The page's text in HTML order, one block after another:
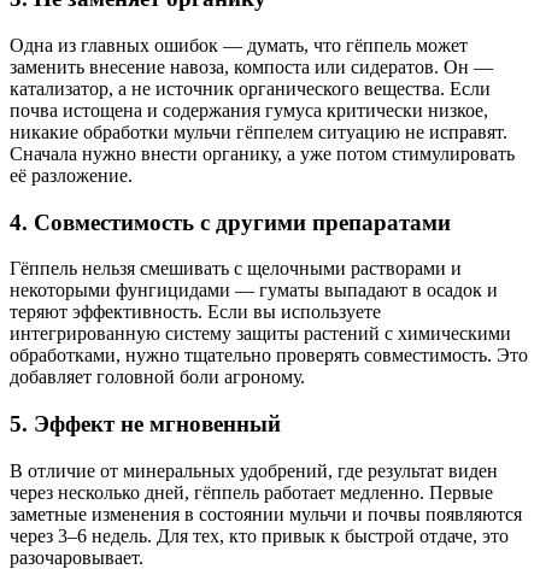
Одна из главных ошибок — думать, что гёппель может
заменить внесение навоза, компоста или сидератов. Он —
катализатор, а не источник органического вещества. Если
почва истощена и содержания гумуса критически низкое,
никакие обработки мульчи гёппелем ситуацию не исправят.
Сначала нужно внести органику, а уже потом стимулировать
её разложение.
4. Совместимость с другими препаратами
Гёппель нельзя смешивать с щелочными растворами и
некоторыми фунгицидами — гуматы выпадают в осадок и
теряют эффективность. Если вы используете
интегрированную систему защиты растений с химическими
обработками, нужно тщательно проверять совместимость. Это
добавляет головной боли агроному.
5. Эффект не мгновенный
В отличие от минеральных удобрений, где результат виден
через несколько дней, гёппель работает медленно. Первые
заметные изменения в состоянии мульчи и почвы появляются
через 3–6 недель. Для тех, кто привык к быстрой отдаче, это
разочаровывает.